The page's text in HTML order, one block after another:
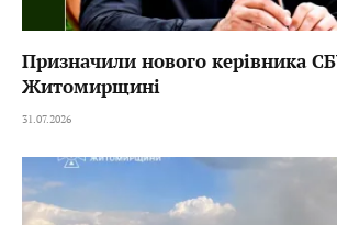
Призначили нового керівника
Житомирщині
31.07.2026